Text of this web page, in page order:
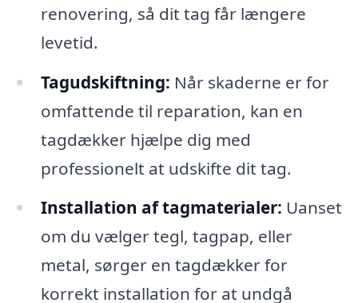
renovering, så dit tag får længere
levetid.
Tagudskiftning: Når skaderne er for
omfattende til reparation, kan en
tagdækker hjælpe dig med
professionelt at udskifte dit tag.
Installation af tagmaterialer: Uanset
om du vælger tegl, tagpap, eller
metal, sørger en tagdækker for
korrekt installation for at undgå